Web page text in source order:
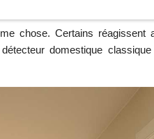
chose. Certains réagissent
domestique